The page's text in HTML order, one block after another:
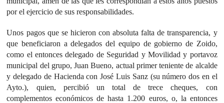
por el ejercicio de sus responsabilidades.
Unos pagos que se hicieron con absoluta falta de transparencia, y
que beneficiaron a delegados del equipo de gobierno de Zoido,
como el entonces delegado de Seguridad y Movilidad y portavoz
municipal del grupo, Juan Bueno, actual primer teniente de alcalde
y delegado de Hacienda con José Luis Sanz (su número dos en el
Ayto.), quien, percibió un total de trece cheques, con
complementos económicos de hasta 1.200 euros, o, la entonces